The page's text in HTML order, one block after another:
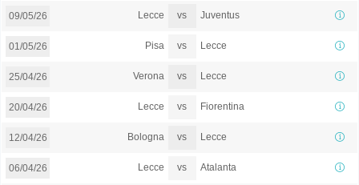
09/05/26 Lecce vs Juventus
01/05/26 Pisa vs Lecce
25/04/26 Verona vs Lecce
20/04/26 Lecce vs Fiorentina
12/04/26 Bologna vs Lecce
06/04/26 Lecce vs Atalanta